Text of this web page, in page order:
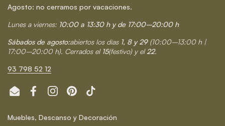
Agosto: no cerramos por vacaciones.
Lunes a viernes: 10:00 a 13:30 h y de 17:00–20:00 h
Sábados de agosto:abiertos los días 1, 8 y 29 (10:00–13:00 h |
17:00–20:00 h). Cerrados el 15(festivo) y el22.
93 798 52 12
Email FacebookInstagramPinterestTikTok
Muebles, Descanso y Decoración